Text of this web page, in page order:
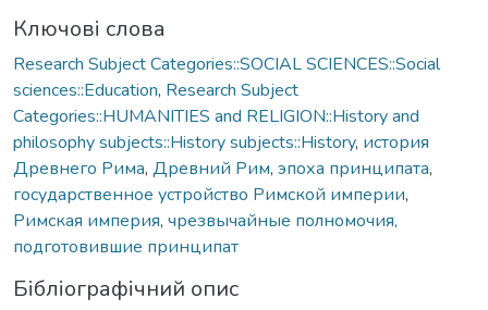
Ключові слова
Research Subject Categories::SOCIAL SCIENCES::Social
sciences::Education, Research Subject
Categories::HUMANITIES and RELIGION::History and
philosophy subjects::History subjects::History, история
Древнего Рима, Древний Рим, эпоха принципата,
государственное устройство Римской империи,
Римская империя, чрезвычайные полномочия,
подготовившие принципат
Бібліографічний опис